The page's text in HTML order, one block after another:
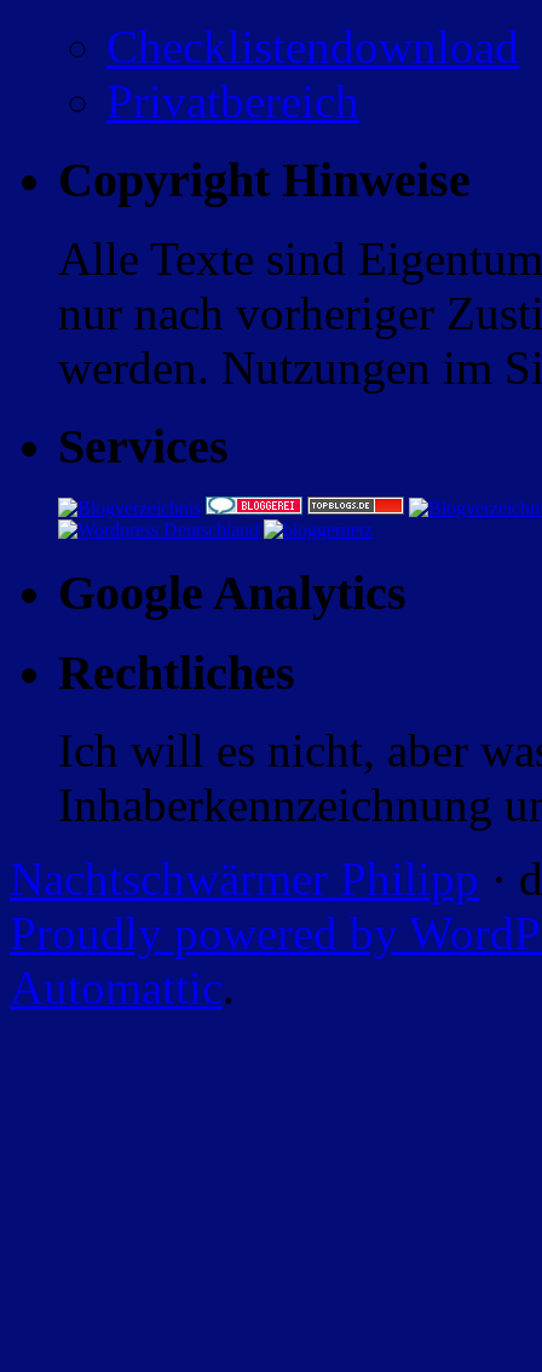
Checklistendownload
Privatbereich
Copyright Hinweise
Alle Texte sind
nur nach vorheriger
werden. Nutzungen im
Services
Google Analytics
Rechtliches
Ich will es nicht, aber
Inhaberkennzeichnung
Nachtschwärmer Philipp ·
Proudly powered by
Automattic.